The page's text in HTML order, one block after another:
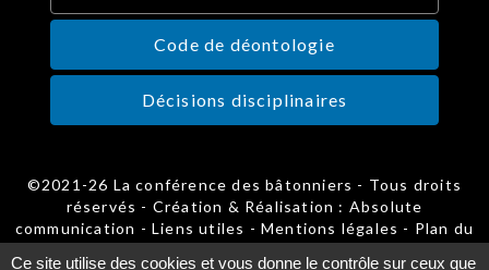
Code de déontologie
Décisions disciplinaires
©2021-26 La conférence des bâtonniers - Tous droits
réservés - Création & Réalisation : Absolute
communication - Liens utiles - Mentions légales - Plan du
Ce site utilise des cookies et vous donne le contrôle sur ceux que